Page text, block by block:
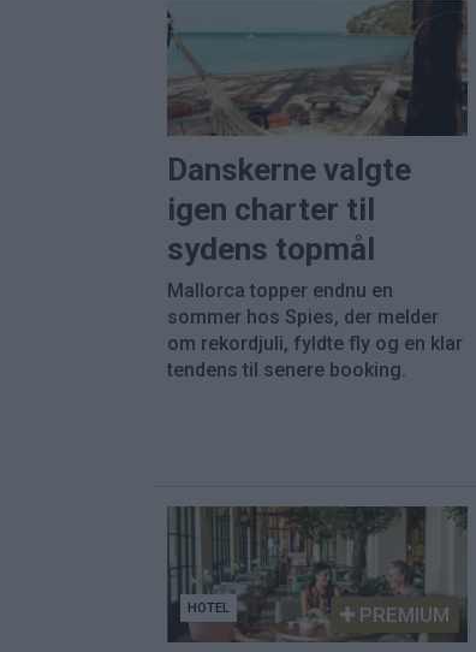
Danskerne valgte
igen charter til
sydens topmål
Mallorca topper endnu en
sommer hos Spies, der melder
om rekordjuli, fyldte fly og en klar
tendens til senere booking.
HOTEL PREMIUM